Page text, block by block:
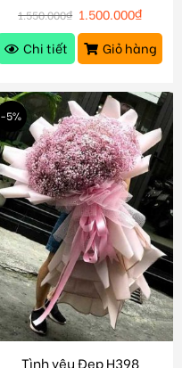
1.550.000₫ 1.500.000₫
Chi tiết
Giỏ hàng
-5%
Tình yêu Đẹp H398